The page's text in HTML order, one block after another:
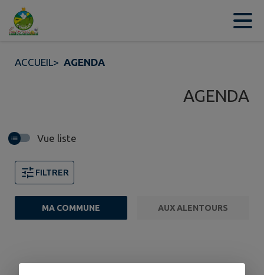
Contenu
ACCUEIL> AGENDA
AGENDA
Vue liste
FILTRER
MA COMMUNE AUX ALENTOURS